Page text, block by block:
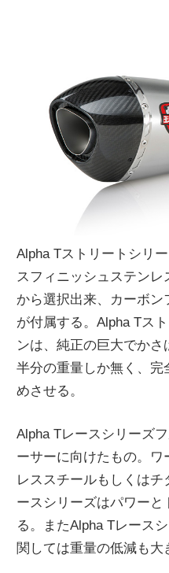
Alpha Tストリートシリ
スフィニッシュステン
から選択出来、カーボ
が付属する。Alpha Tス
ンは、純正の巨大でか
半分の重量しか無く、
めさせる。
Alpha Tレースシリーズ
ーサーに向けたもの。
レススチールもしくは
ースシリーズはパワー
る。またAlpha Tレース
関しては重量の低減も大